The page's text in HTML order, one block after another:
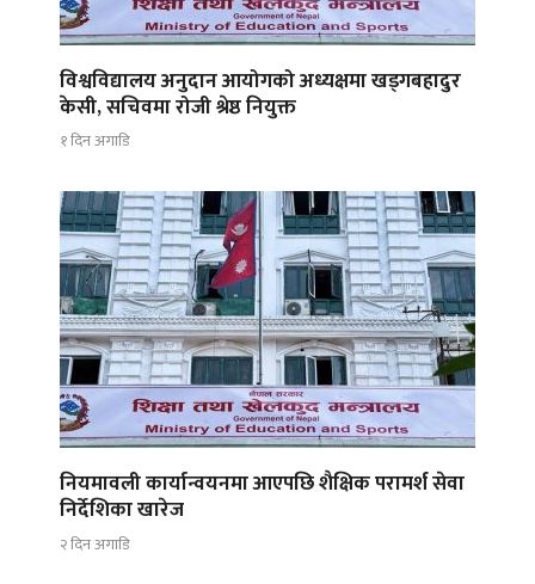
विश्वविद्यालय अनुदान आयोगको अध्यक्षमा खड्गबहादुर
केसी, सचिवमा रोजी श्रेष्ठ नियुक्त
१ दिन अगाडि
नियमावली कार्यान्वयनमा आएपछि शैक्षिक परामर्श सेवा
निर्देशिका खारेज
२ दिन अगाडि